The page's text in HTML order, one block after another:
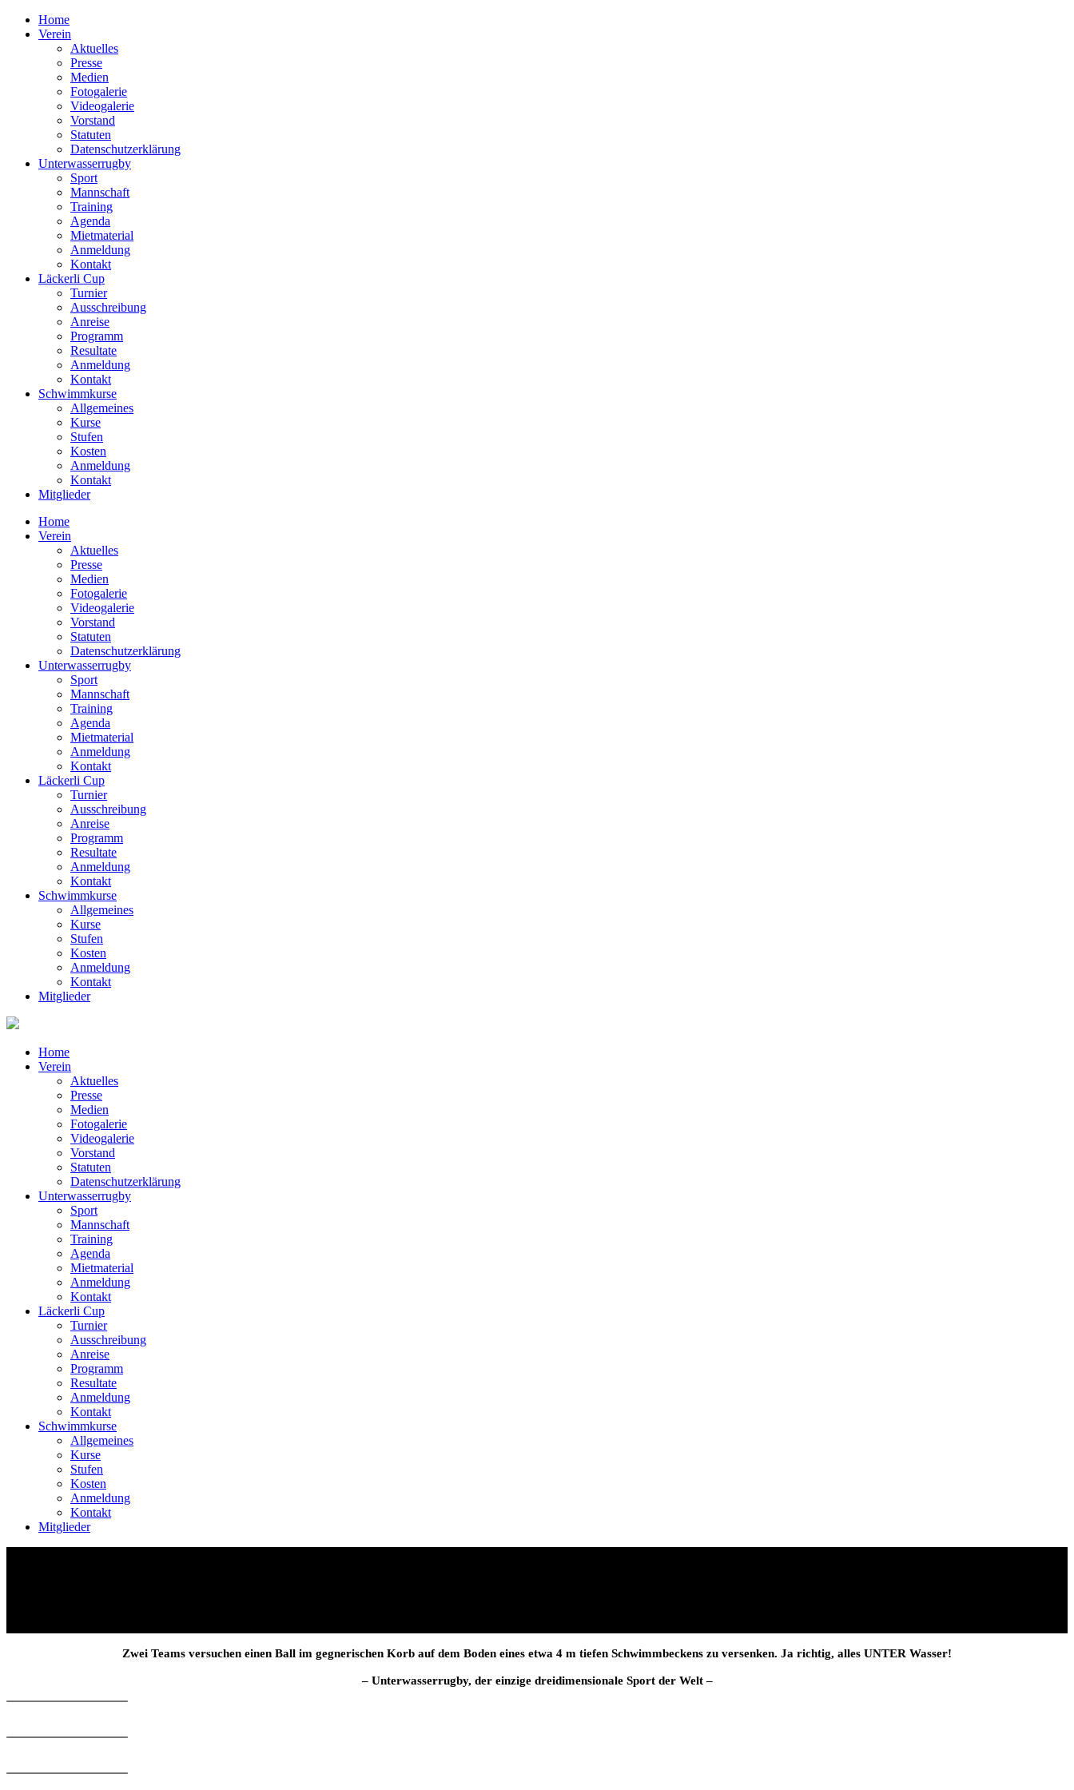
Home
Verein
Aktuelles
Presse
Medien
Fotogalerie
Videogalerie
Vorstand
Statuten
Datenschutzerklärung
Unterwasserrugby
Sport
Mannschaft
Training
Agenda
Mietmaterial
Anmeldung
Kontakt
Läckerli Cup
Turnier
Ausschreibung
Anreise
Programm
Resultate
Anmeldung
Kontakt
Schwimmkurse
Allgemeines
Kurse
Stufen
Kosten
Anmeldung
Kontakt
Mitglieder
Home
Verein
Aktuelles
Presse
Medien
Fotogalerie
Videogalerie
Vorstand
Statuten
Datenschutzerklärung
Unterwasserrugby
Sport
Mannschaft
Training
Agenda
Mietmaterial
Anmeldung
Kontakt
Läckerli Cup
Turnier
Ausschreibung
Anreise
Programm
Resultate
Anmeldung
Kontakt
Schwimmkurse
Allgemeines
Kurse
Stufen
Kosten
Anmeldung
Kontakt
Mitglieder
Home
Verein
Aktuelles
Presse
Medien
Fotogalerie
Videogalerie
Vorstand
Statuten
Datenschutzerklärung
Unterwasserrugby
Sport
Mannschaft
Training
Agenda
Mietmaterial
Anmeldung
Kontakt
Läckerli Cup
Turnier
Ausschreibung
Anreise
Programm
Resultate
Anmeldung
Kontakt
Schwimmkurse
Allgemeines
Kurse
Stufen
Kosten
Anmeldung
Kontakt
Mitglieder
Zwei Teams versuchen einen Ball im gegnerischen Korb auf dem Boden eines etwa 4 m tiefen Schwimmbeckens zu versenken. Ja richtig, alles UNTER Wasser!
– Unterwasserrugby, der einzige dreidimensionale Sport der Welt –